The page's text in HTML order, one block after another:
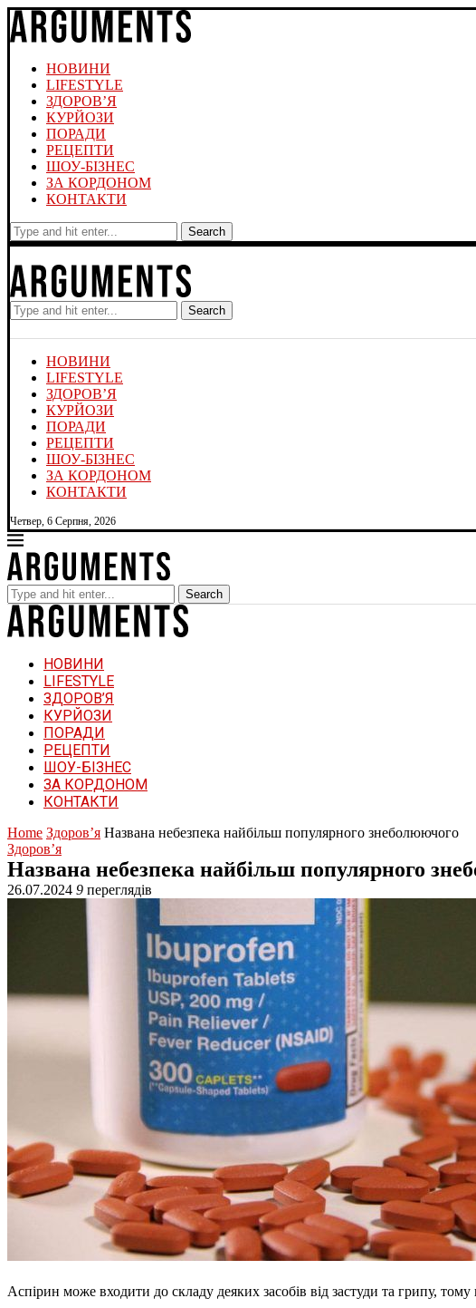
НОВИНИ
LIFESTYLE
ЗДОРОВ’Я
КУРЙОЗИ
ПОРАДИ
РЕЦЕПТИ
ШОУ-БІЗНЕС
ЗА КОРДОНОМ
КОНТАКТИ
Search
Search
НОВИНИ
LIFESTYLE
ЗДОРОВ’Я
КУРЙОЗИ
ПОРАДИ
РЕЦЕПТИ
ШОУ-БІЗНЕС
ЗА КОРДОНОМ
КОНТАКТИ
Четвер, 6 Серпня, 2026
Search
НОВИНИ
LIFESTYLE
ЗДОРОВ’Я
КУРЙОЗИ
ПОРАДИ
РЕЦЕПТИ
ШОУ-БІЗНЕС
ЗА КОРДОНОМ
КОНТАКТИ
Home Здоров’я Названа небезпека найбільш популярного знеболюючого
Здоров’я
Названа небезпека найбільш популярного
26.07.2024 9 переглядів
Аспірин може входити до складу деяких засобів від застуди та грипу,